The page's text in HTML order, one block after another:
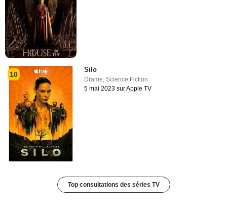
10
Silo
Drame,Science Fiction
5 mai 2023 sur Apple TV
Top consultations des séries TV